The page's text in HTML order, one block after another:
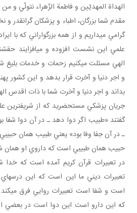
الهداة المهديّين و فاطمة الزّهراء نتولّي و من
مقدم شما بزرگان، اطباء و پزشکان گرانقدر و
گرامي مي داريم و از همه بزرگواراني که با
علمي اين نشست افزوده و مي افزايند حق
الهي مسئلت مي کنيم زحمات و خدمات بليغ
و اجر دنيا و آخرت قرار بدهد و اين کشور
بداند و اجر دنيا و آخرت شما با ذات اقدس
جريان پزشکي مستحضريد که از شريف ترين
گفتند «طبيب اگر دوا دهد ـ در آن دوا شفا
ـ در آن جفا وفا بود» يعني طبيب همان
حبيب همان طبيبي است که داروي او همان
در تعبيرات قرآن کريم آمده است که
تعبيرات ديني ما اين است که اين درس
است و شفا است تعبيرات روايي فرق مي
که اين دارو است اين دوا است در بعضي